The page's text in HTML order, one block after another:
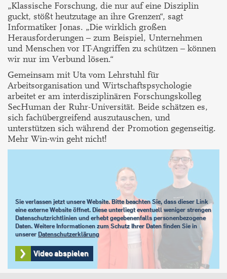
„Klassische Forschung, die nur auf eine Disziplin
guckt, stößt heutzutage an ihre Grenzen“, sagt
Informatiker Jonas. „Die wirklich großen
Herausforderungen – zum Beispiel, Unternehmen
und Menschen vor IT-Angriffen zu schützen – können
wir nur im Verbund lösen.“
Gemeinsam mit Uta vom Lehrstuhl für
Arbeitsorganisation und Wirtschaftspsychologie
arbeitet er am interdisziplinären Forschungskolleg
SecHuman der Ruhr-Universität. Beide schätzen es,
sich fachübergreifend auszutauschen, und
unterstützen sich während der Promotion gegenseitig.
Mehr Win-win geht nicht!
Sie verlassen jetzt unsere Website. Bitte beachten Sie, dass dieser Link
eine externe Website öffnet. Diese unterliegt eventuell weniger strengen
Datenschutzrichtlinien und erhebt gegebenenfalls personenbezogene
Daten. Weitere Informationen zum Schutz Ihrer Daten finden Sie in
unsererDatenschutzerklärung
Video abspielen